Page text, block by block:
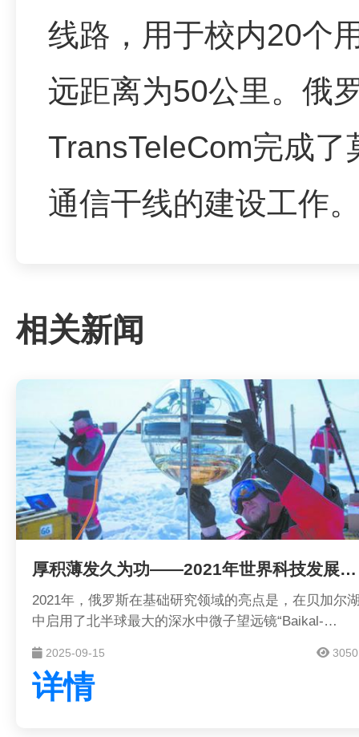
线路，用于校内20个
远距离为50公里。俄
TransTeleCom完成
通信干线的建设工作
相关新闻
厚积薄发久为功——2021年世界科技发展回顾·基础研究
2021年，俄罗斯在基础研究领域的亮点是，在贝加尔
中启用了北半球最大的深水中微子望远镜“Baikal-
球物理学、水文学和淡水生物学现象，探索宇宙的产生
和进化过程。
2025-09-15
详情